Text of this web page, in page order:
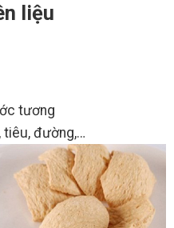
liệu
tương
tiêu, đường,…